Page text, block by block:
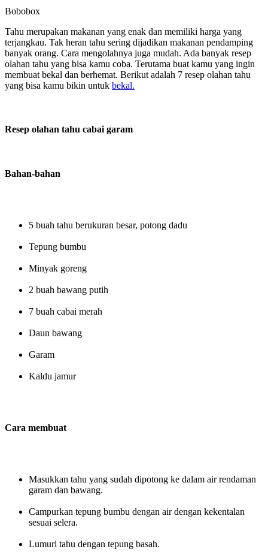
Bobobox
Tahu merupakan makanan yang enak dan memiliki harga yang
terjangkau. Tak heran tahu sering dijadikan makanan pendamping
banyak orang. Cara mengolahnya juga mudah. Ada banyak resep
olahan tahu yang bisa kamu coba. Terutama buat kamu yang ingin
membuat bekal dan berhemat. Berikut adalah 7 resep olahan tahu
yang bisa kamu bikin untuk bekal.
Resep olahan tahu cabai garam
Bahan-bahan
5 buah tahu berukuran besar, potong dadu
Tepung bumbu
Minyak goreng
2 buah bawang putih
7 buah cabai merah
Daun bawang
Garam
Kaldu jamur
Cara membuat
Masukkan tahu yang sudah dipotong ke dalam air rendaman
garam dan bawang.
Campurkan tepung bumbu dengan air dengan kekentalan
sesuai selera.
Lumuri tahu dengan tepung basah.